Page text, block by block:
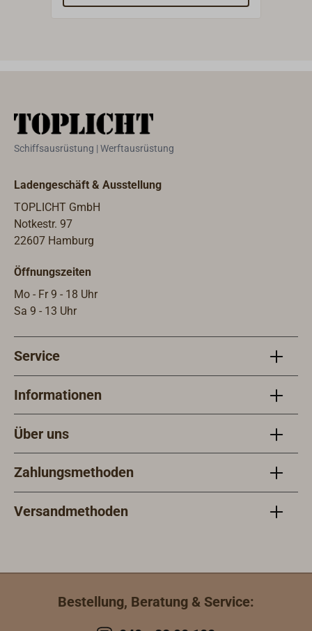
Schiffsausrüstung | Werftausrüstung
Ladengeschäft & Ausstellung
TOPLICHT GmbH
Notkestr. 97
22607 Hamburg
Öffnungszeiten
Mo - Fr 9 - 18 Uhr
Sa 9 - 13 Uhr
Service
Informationen
Über uns
Zahlungsmethoden
Versandmethoden
Bestellung, Beratung & Service: